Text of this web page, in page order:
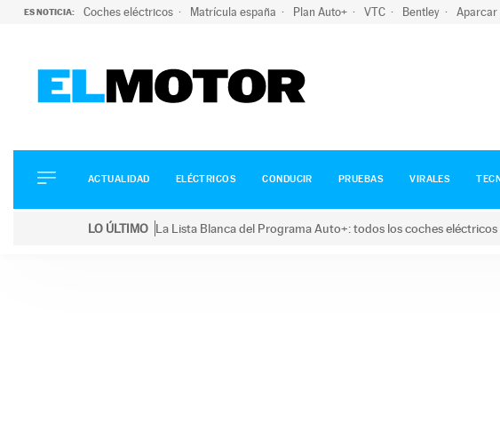
ES NOTICIA: Coches eléctricos Matrícula españa Plan Auto+ VTC Bentley Aparcar
ELÉCTRICOS
CONDUCIR
ACTUALIDAD ELÉCTRICOS CONDUCIR PRUEBAS VIRALES
LO ÚLTIMO La Lista Blanca del Programa Auto+: todos los coches